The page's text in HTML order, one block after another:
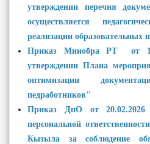
утверждении перечня
осуществляется
реализации образовательных
Приказ Минобра РТ от
утверждении Плана
оптимизации
педработников"
Приказ ДпО от
персональной
Кызыла за соблюдение